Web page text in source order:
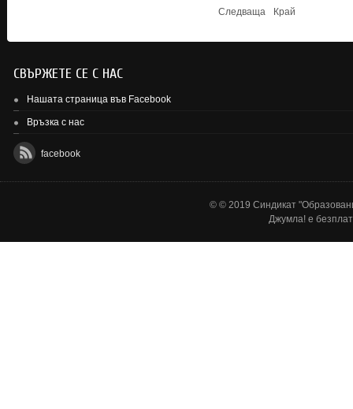
Следваща Край
СВЪРЖЕТЕ СЕ С НАС
Нашата страница във Facebook
Връзка с нас
facebook
© © 2019 Синдикат
Джумла! е